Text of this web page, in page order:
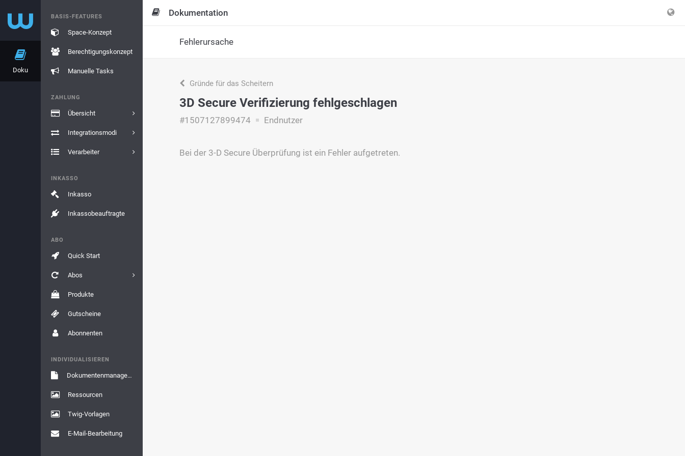
Doku
BASIS-FEATURES
Space-Konzept
Berechtigungskonzept
Manuelle Tasks
ZAHLUNG
Übersicht
Integrationsmodi
Verarbeiter
INKASSO
Inkasso
Inkassobeauftragte
ABO
Quick Start
Abos
Produkte
Gutscheine
Abonnenten
INDIVIDUALISIEREN
Dokumentenmanagement
Ressourcen
Twig-Vorlagen
E-Mail-Bearbeitung
Dokumentation
Fehlerursache
Gründe für das Scheitern
3D Secure Verifizierung fehlgeschlagen
#1507127899474 Endnutzer
Bei der 3-D Secure Überprüfung ist ein Fehler aufgetreten.